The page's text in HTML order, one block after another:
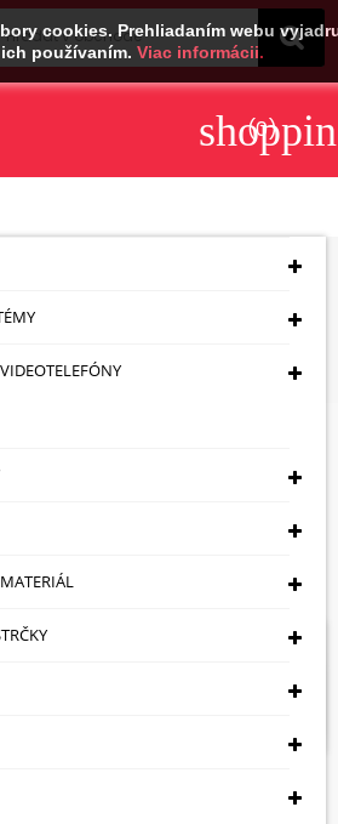
cookies. Prehliadaním webu
používaním. Viac informácii.
(0)
KÁBLE
Núdzové Káble
sa 1-11 z 11 položiek
KÁBEL YTDY-4X0.5
Skladom